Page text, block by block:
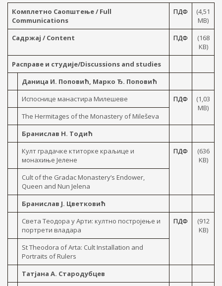
Комплетно Саопштење / Full
Communications
ПДФ
(4,51
MB)
Садржај / Content
ПДФ
(168
KB)
Расправе и студије/Discussions and studies
Даница И. Поповић, Марко Ђ. Поповић
Испоснице манастира Милешеве
ПДФ
(1,03
MB)
The Hermitages of the Monastery of Mileševa
Бранислав Н. Тодић
Култ градачке ктиторке краљице и
монахиње Јелене
ПДФ
(636
KB)
Cult of the Gradac Monastery’s Endower,
Queen and Nun Jelena
Бранислав Ј. Цветковић
Света Теодора у Арти: култно постројење и
портрети владара
ПДФ
(912
KB)
St Theodora of Arta: Cult Installation and
Portraits of Rulers
Татјана А. Стародубцев